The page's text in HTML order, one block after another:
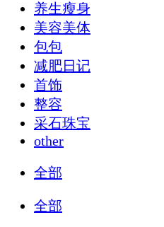
养生瘦身
美容美体
包包
减肥日记
首饰
整容
采石珠宝
other
全部
全部